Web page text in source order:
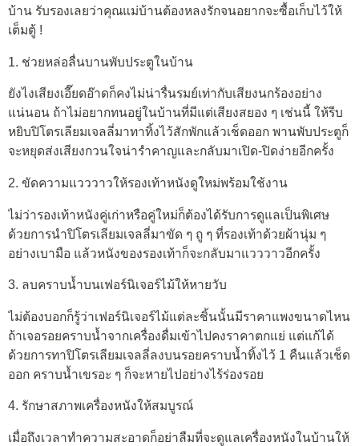
บ้าน รับรองเลยว่าคุณแม่บ้านต้องหลงรักจนอยากจะซื้อเก็บไว้ให้
เต็มตู้ !
1. ช่วยหล่อลื่นบานพับประตูในบ้าน
ยังไงเสียงเอี๊ยดอ๊าดก็คงไม่น่ารื่นรมย์เท่ากับเสียงนกร้องอย่าง
แน่นอน ถ้าไม่อยากทนอยู่ในบ้านที่มีแต่เสียงสยอง ๆ เช่นนี้ ให้รีบ
หยิบปิโตรเลียมเจลลี่มาทาทิ้งไว้สักพักแล้วเช็ดออก พานพับประตูก็
จะหยุดส่งเสียงกวนใจน่ารำคาญและกลับมาเปิด-ปิดง่ายอีกครั้ง
2. ขัดความแวววาวให้รองเท้าหนังดูใหม่พร้อมใช้งาน
ไม่ว่ารองเท้าหนังคู่เก่าหรือคู่ใหม่ก็ต้องได้รับการดูแลเป็นพิเศษ
ด้วยการนำปิโตรเลียมเจลลี่มาขัด ๆ ถู ๆ ที่รองเท้าด้วยผ้านุ่ม ๆ
อย่างเบามือ แล้วหนังของรองเท้าก็จะกลับมาแวววาวอีกครั้ง
3. ลบคราบน้ำบนเฟอร์นิเจอร์ไม้ให้หายวับ
ไม่ต้องบอกก็รู้ว่าเฟอร์นิเจอร์ไม้แต่ละชิ้นนั้นมีราคาแพงขนาดไหน
ถ้าเจอรอยคราบน้ำจากเครื่องดื่มเข้าไปคงราคาตกแย่ แต่แก้ได้
ด้วยการทาปิโตรเลียมเจลลี่ลงบนรอยคราบน้ำทิ้งไว้ 1 คืนแล้วเช็ด
ออก คราบน้ำเขรอะ ๆ ก็จะหายไปอย่างไร้ร่องรอย
4. รักษาสภาพเครื่องหนังให้สมบูรณ์
เมื่อถึงเวลาทำความสะอาดก็อย่าลืมที่จะดูแลเครื่องหนังในบ้านให้